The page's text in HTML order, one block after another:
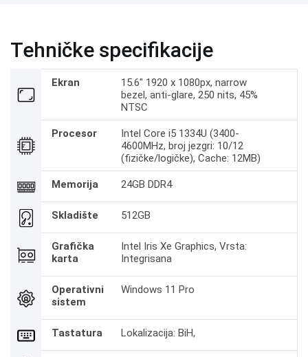
Tehničke specifikacije
Ekran
15.6" 1920 x 1080px, narrow
bezel, anti-glare, 250 nits, 45%
NTSC
Procesor
Intel Core i5 1334U (3400-
4600MHz, broj jezgri: 10/12
(fizičke/logičke), Cache: 12MB)
Memorija 24GB DDR4
Skladište 512GB
Grafička
karta
Intel Iris Xe Graphics, Vrsta:
Integrisana
Operativni
sistem
Windows 11 Pro
Tastatura Lokalizacija: BiH,